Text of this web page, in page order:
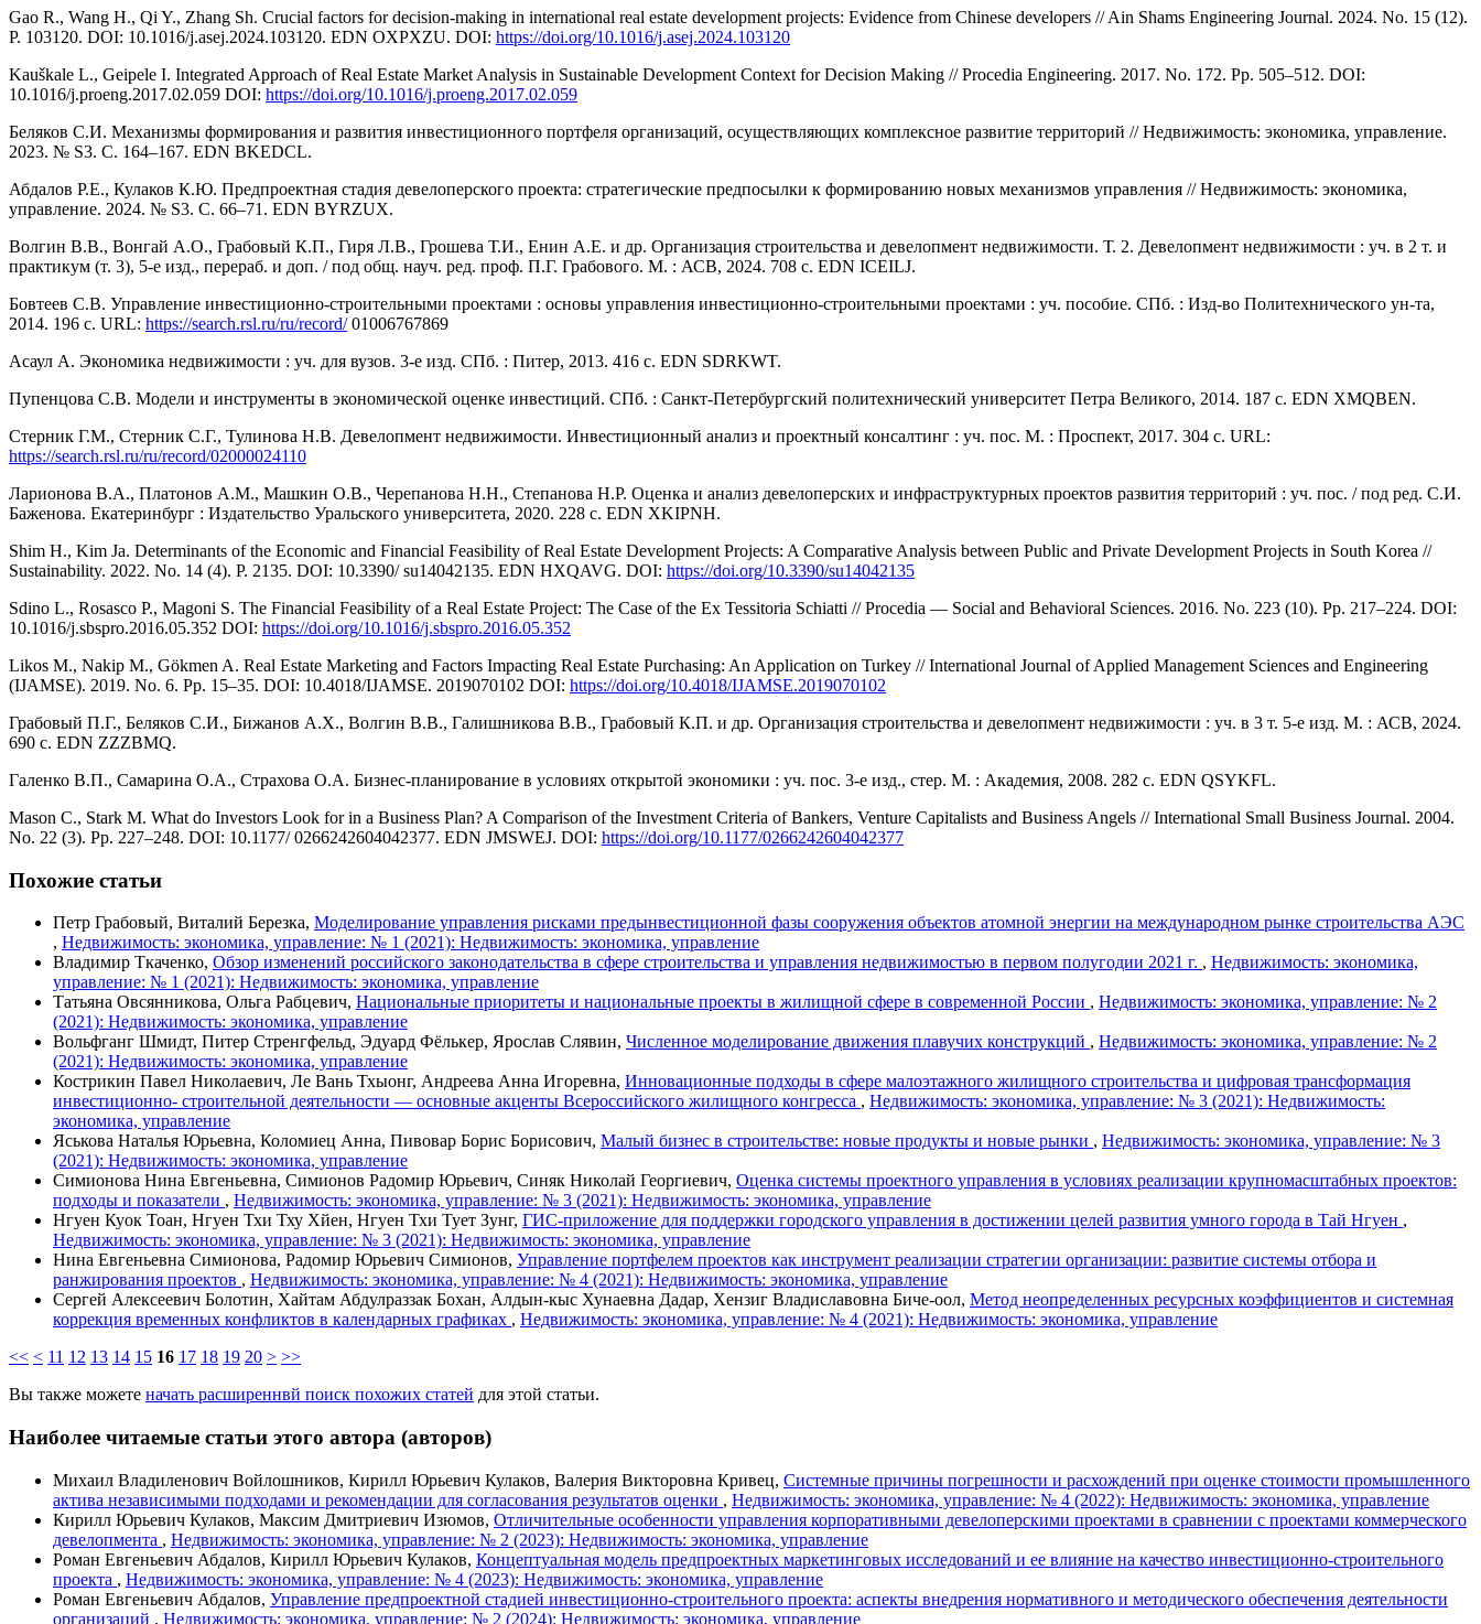
Gao R., Wang H., Qi Y., Zhang Sh. Crucial factors for decision-making in international real estate development projects: Evidence from Chinese developers // Ain Shams Engineering Journal. 2024. No. 15 (12).
P. 103120. DOI: 10.1016/j.asej.2024.103120. EDN OXPXZU. DOI: https://doi.org/10.1016/j.asej.2024.103120
Kauškale L., Geipele I. Integrated Approach of Real Estate Market Analysis in Sustainable Development Context for Decision Making // Procedia Engineering. 2017. No. 172. Pp. 505–512. DOI:
10.1016/j.proeng.2017.02.059 DOI: https://doi.org/10.1016/j.proeng.2017.02.059
Беляков С.И. Механизмы формирования и развития инвестиционного портфеля организаций, осуществляющих комплексное развитие территорий // Недвижимость: экономика, управление.
2023. № S3. С. 164–167. EDN BKEDCL.
Абдалов Р.Е., Кулаков К.Ю. Предпроектная стадия девелоперского проекта: стратегические предпосылки к формированию новых механизмов управления // Недвижимость: экономика,
управление. 2024. № S3. С. 66–71. EDN BYRZUX.
Волгин В.В., Вонгай А.О., Грабовый К.П., Гиря Л.В., Грошева Т.И., Енин А.Е. и др. Организация строительства и девелопмент недвижимости. Т. 2. Девелопмент недвижимости : уч. в 2 т. и
практикум (т. 3), 5-е изд., перераб. и доп. / под общ. науч. ред. проф. П.Г. Грабового. М. : АСВ, 2024. 708 c. EDN ICEILJ.
Бовтеев С.В. Управление инвестиционно-строительными проектами : основы управления инвестиционно-строительными проектами : уч. пособие. СПб. : Изд-во Политехнического ун-та,
2014. 196 с. URL: https://search.rsl.ru/ru/record/01006767869
Асаул А. Экономика недвижимости : уч. для вузов. 3-е изд. СПб. : Питер, 2013. 416 с. EDN SDRKWT.
Пупенцова С.В. Модели и инструменты в экономической оценке инвестиций. СПб. : Санкт-Петербургский политехнический университет Петра Великого, 2014. 187 с. EDN XMQBEN.
Стерник Г.М., Стерник С.Г., Тулинова Н.В. Девелопмент недвижимости. Инвестиционный анализ и проектный консалтинг : уч. пос. М. : Проспект, 2017. 304 с. URL:
https://search.rsl.ru/ru/record/02000024110
Ларионова В.А., Платонов А.М., Машкин О.В., Черепанова Н.Н., Степанова Н.Р. Оценка и анализ девелоперских и инфраструктурных проектов развития территорий : уч. пос. / под ред. С.И.
Баженова. Екатеринбург : Издательство Уральского университета, 2020. 228 с. EDN XKIPNH.
Shim H., Kim Ja. Determinants of the Economic and Financial Feasibility of Real Estate Development Projects: A Comparative Analysis between Public and Private Development Projects in South Korea //
Sustainability. 2022. No. 14 (4). P. 2135. DOI: 10.3390/ su14042135. EDN HXQAVG. DOI: https://doi.org/10.3390/su14042135
Sdino L., Rosasco P., Magoni S. The Financial Feasibility of a Real Estate Project: The Case of the Ex Tessitoria Schiatti // Procedia — Social and Behavioral Sciences. 2016. No. 223 (10). Pp. 217–224. DOI:
10.1016/j.sbspro.2016.05.352 DOI: https://doi.org/10.1016/j.sbspro.2016.05.352
Likos M., Nakip M., Gökmen A. Real Estate Marketing and Factors Impacting Real Estate Purchasing: An Application on Turkey // International Journal of Applied Management Sciences and Engineering
(IJAMSE). 2019. No. 6. Pp. 15–35. DOI: 10.4018/IJAMSE. 2019070102 DOI: https://doi.org/10.4018/IJAMSE.2019070102
Грабовый П.Г., Беляков С.И., Бижанов А.Х., Волгин В.В., Галишникова В.В., Грабовый К.П. и др. Организация строительства и девелопмент недвижимости : уч. в 3 т. 5-е изд. М. : АСВ, 2024.
690 с. EDN ZZZBMQ.
Галенко В.П., Самарина О.А., Страхова О.А. Бизнес-планирование в условиях открытой экономики : уч. пос. 3-е изд., стер. М. : Академия, 2008. 282 с. EDN QSYKFL.
Mason C., Stark M. What do Investors Look for in a Business Plan? A Comparison of the Investment Criteria of Bankers, Venture Capitalists and Business Angels // International Small Business Journal. 2004.
No. 22 (3). Pp. 227–248. DOI: 10.1177/ 0266242604042377. EDN JMSWEJ. DOI: https://doi.org/10.1177/0266242604042377
Похожие статьи
Петр Грабовый, Виталий Березка, Моделирование управления рисками предынвестиционной фазы сооружения объектов атомной энергии на международном рынке строительства АЭС
, Недвижимость: экономика, управление: № 1 (2021): Недвижимость: экономика, управление
Владимир Ткаченко, Обзор изменений российского законодательства в сфере строительства и управления недвижимостью в первом полугодии 2021 г. , Недвижимость: экономика,
управление: № 1 (2021): Недвижимость: экономика, управление
Татьяна Овсянникова, Ольга Рабцевич, Национальные приоритеты и национальные проекты в жилищной сфере в современной России , Недвижимость: экономика, управление: № 2
(2021): Недвижимость: экономика, управление
Вольфганг Шмидт, Питер Стренгфельд, Эдуард Фёлькер, Ярослав Слявин, Численное моделирование движения плавучих конструкций , Недвижимость: экономика, управление: № 2
(2021): Недвижимость: экономика, управление
Кострикин Павел Николаевич, Ле Вань Тхыонг, Андреева Анна Игоревна, Инновационные подходы в сфере малоэтажного жилищного строительства и цифровая трансформация
инвестиционно- строительной деятельности — основные акценты Всероссийского жилищного конгресса , Недвижимость: экономика, управление: № 3 (2021): Недвижимость:
экономика, управление
Яськова Наталья Юрьевна, Коломиец Анна, Пивовар Борис Борисович, Малый бизнес в строительстве: новые продукты и новые рынки , Недвижимость: экономика, управление: № 3
(2021): Недвижимость: экономика, управление
Симионова Нина Евгеньевна, Симионов Радомир Юрьевич, Синяк Николай Георгиевич, Оценка системы проектного управления в условиях реализации крупномасштабных проектов:
подходы и показатели , Недвижимость: экономика, управление: № 3 (2021): Недвижимость: экономика, управление
Нгуен Куок Тоан, Нгуен Тхи Тху Хйен, Нгуен Тхи Тует Зунг, ГИС-приложение для поддержки городского управления в достижении целей развития умного города в Тай Нгуен ,
Недвижимость: экономика, управление: № 3 (2021): Недвижимость: экономика, управление
Нина Евгеньевна Симионова, Радомир Юрьевич Симионов, Управление портфелем проектов как инструмент реализации стратегии организации: развитие системы отбора и
ранжирования проектов , Недвижимость: экономика, управление: № 4 (2021): Недвижимость: экономика, управление
Сергей Алексеевич Болотин, Хайтам Абдулраззак Бохан, Алдын-кыс Хунаевна Дадар, Хензиг Владиславовна Биче-оол, Метод неопределенных ресурсных коэффициентов и системная
коррекция временных конфликтов в календарных графиках , Недвижимость: экономика, управление: № 4 (2021): Недвижимость: экономика, управление
<< < 11 12 13 14 15 16 17 18 19 20 > >>
Вы также можете начать расширеннвй поиск похожих статей для этой статьи.
Наиболее читаемые статьи этого автора (авторов)
Михаил Владиленович Войлошников, Кирилл Юрьевич Кулаков, Валерия Викторовна Кривец, Системные причины погрешности и расхождений при оценке стоимости промышленного
актива независимыми подходами и рекомендации для согласования результатов оценки , Недвижимость: экономика, управление: № 4 (2022): Недвижимость: экономика, управление
Кирилл Юрьевич Кулаков, Максим Дмитриевич Изюмов, Отличительные особенности управления корпоративными девелоперскими проектами в сравнении с проектами коммерческого
девелопмента , Недвижимость: экономика, управление: № 2 (2023): Недвижимость: экономика, управление
Роман Евгеньевич Абдалов, Кирилл Юрьевич Кулаков, Концептуальная модель предпроектных маркетинговых исследований и ее влияние на качество инвестиционно-строительного
проекта , Недвижимость: экономика, управление: № 4 (2023): Недвижимость: экономика, управление
Роман Евгеньевич Абдалов, Управление предпроектной стадией инвестиционно-строительного проекта: аспекты внедрения нормативного и методического обеспечения деятельности
организаций , Недвижимость: экономика, управление: № 2 (2024): Недвижимость: экономика, управление